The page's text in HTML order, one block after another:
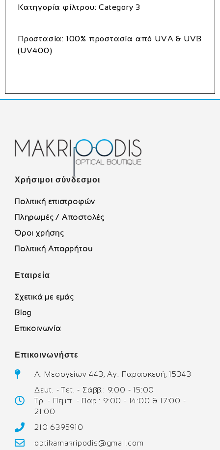
Κατηγορία φίλτρου: Category 3
Προστασία: 100% προστασία από UVA & UVB
(UV400)
Χρήσιμοι σύνδεσμοι
Πολιτική επιστροφών
Πληρωμές / Αποστολές
Όροι χρήσης
Πολιτική Απορρήτου
Εταιρεία
Σχετικά με εμάς
Blog
Επικοινωνία
Επικοινωνήστε
Λ. Μεσογείων 443, Αγ. Παρασκευή, 15343
Δευτ. - Τετ. - Σάββ.: 9:00 - 15:00
Τρ. - Πεμπ. - Παρ.: 9:00 - 14:00 & 17:00 -
21:00
210 6395910
optikamakripodis@gmail.com